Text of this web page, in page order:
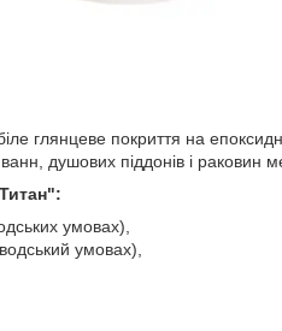
глянцеве покриття на
душових піддонів і раковин
умовах),
умовах),